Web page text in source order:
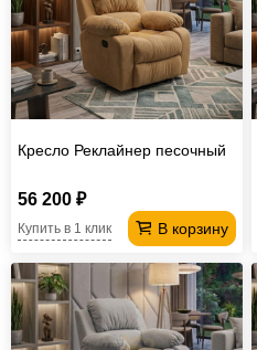
Кресло Реклайнер песочный
56 200 ₽
В корзину
Купить в 1 клик